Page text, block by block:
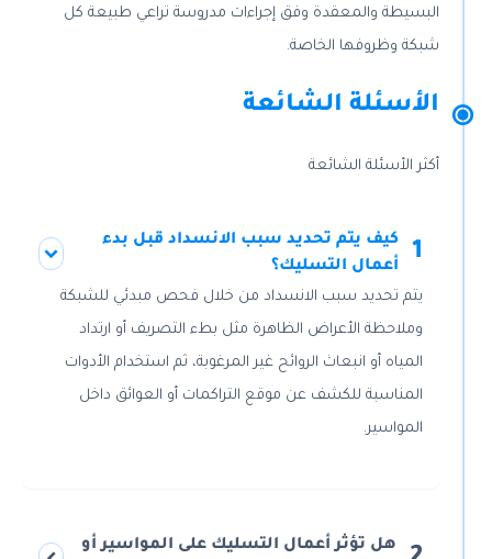
البسيطة والمعقدة وفق إجراءات مدروسة تراعي طبيعة كل
شبكة وظروفها الخاصة.
الأسئلة الشائعة
أكثر الأسئلة الشائعة
1
كيف يتم تحديد سبب الانسداد قبل بدء
أعمال التسليك؟
يتم تحديد سبب الانسداد من خلال فحص مبدئي للشبكة
وملاحظة الأعراض الظاهرة مثل بطء التصريف أو ارتداد
المياه أو انبعاث الروائح غير المرغوبة، ثم استخدام الأدوات
المناسبة للكشف عن موقع التراكمات أو العوائق داخل
المواسير.
هل تؤثر أعمال التسليك على المواسير أو